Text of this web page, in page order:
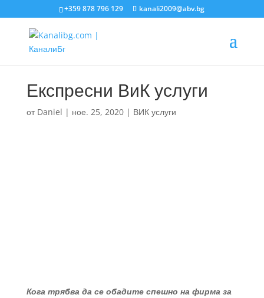
+359 878 796 129 kanali2009@abv.bg
Експресни ВиК услуги
от Daniel | ное. 25, 2020| ВИК услуги
Кога трябва да се обадите спешно на фирма за